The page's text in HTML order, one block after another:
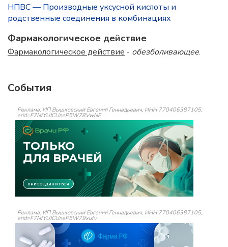
НПВС — Производные уксусной кислоты и
родственные соединения в комбинациях
Фармакологическое действие
Фармакологическое действие - обезболивающее.
События
Реклама: ИП Вышковский Евгений Геннадьевич, ИНН 770406387105,
erid=F7NfYUJCUneP5W78VwNF
Реклама: ИП Вышковский Евгений Геннадьевич, ИНН 770406387105,
erid=F7NfYUJCUneP5W79xufv